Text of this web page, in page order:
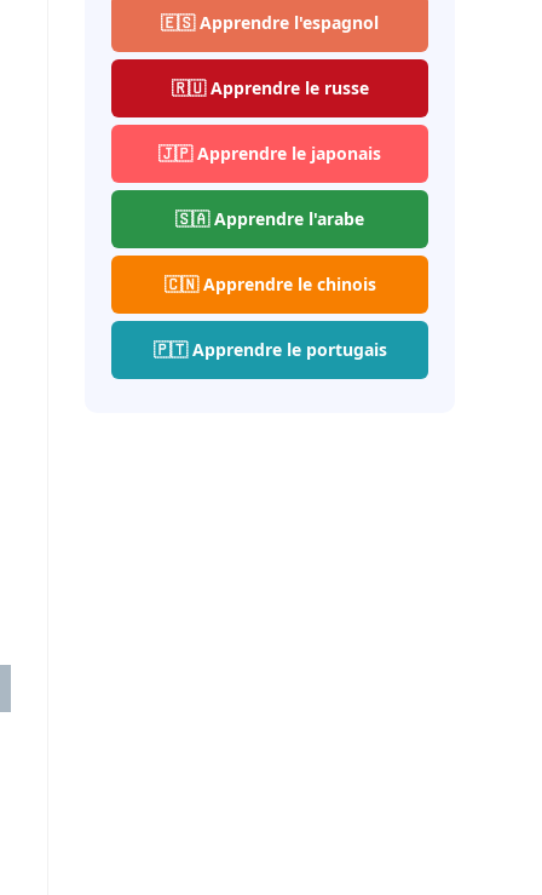
🇪🇸 Apprendre l'espagnol
🇷🇺 Apprendre le russe
🇯🇵 Apprendre le japonais
🇸🇦 Apprendre l'arabe
🇨🇳 Apprendre le chinois
🇵🇹 Apprendre le portugais